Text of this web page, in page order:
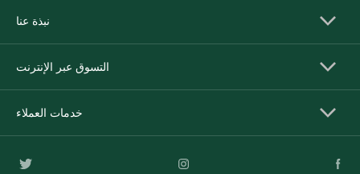
نبذة عنا
التسوق عبر الإنترنت
خدمات العملاء